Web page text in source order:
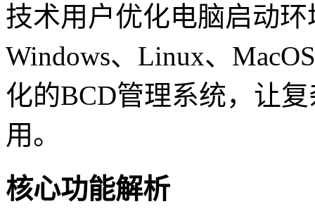
技术用户优化电脑启动
Windows、Linux、
化的BCD管理系统，让
用。
核心功能解析